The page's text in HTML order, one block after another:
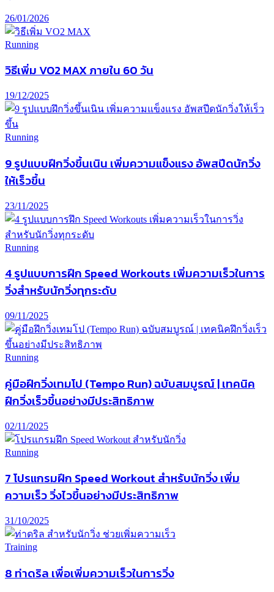
26/01/2026
Running
วิธีเพิ่ม VO2 MAX ภายใน 60 วัน
19/12/2025
Running
9 รูปแบบฝึกวิ่งขึ้นเนิน เพิ่มความแข็งแรง อัพสปีดนักวิ่ง
ให้เร็วขึ้น
23/11/2025
Running
4 รูปแบบการฝึก Speed Workouts เพิ่มความเร็วในการ
วิ่งสำหรับนักวิ่งทุกระดับ
09/11/2025
Running
คู่มือฝึกวิ่งเทมโป (Tempo Run) ฉบับสมบูรณ์ | เทคนิค
ฝึกวิ่งเร็วขึ้นอย่างมีประสิทธิภาพ
02/11/2025
Running
7 โปรแกรมฝึก Speed Workout สำหรับนักวิ่ง เพิ่ม
ความเร็ว วิ่งไวขึ้นอย่างมีประสิทธิภาพ
31/10/2025
Training
8 ท่าดริล เพื่อเพิ่มความเร็วในการวิ่ง